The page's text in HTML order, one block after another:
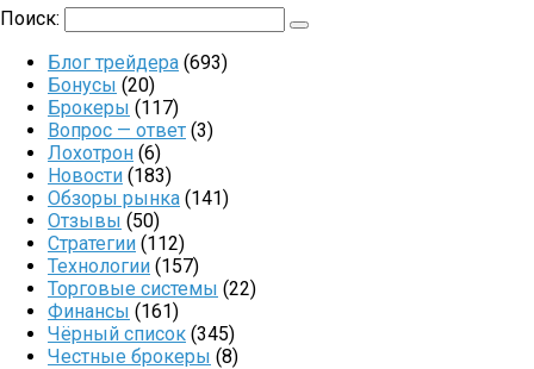
Поиск:
Блог трейдера (693)
Бонусы (20)
Брокеры (117)
Вопрос — ответ (3)
Лохотрон (6)
Новости (183)
Обзоры рынка (141)
Отзывы (50)
Стратегии (112)
Технологии (157)
Торговые системы (22)
Финансы (161)
Чёрный список (345)
Честные брокеры (8)